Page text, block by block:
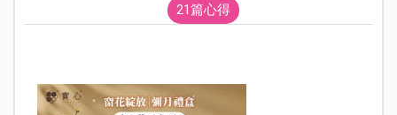
21篇心得